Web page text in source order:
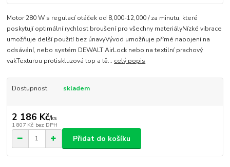
Motor 280 W s regulací otáček od 8,000-12,000 / za minutu, které
poskytují optimální rychlost broušení pro všechny materiályNízké vibrace
umožňuje delší použití bez únavyVývod umožňuje přímé napojení na
odsávání, nebo systém DEWALT AirLock nebo na textilní prachový
vakTexturou protiskluzová top a tě... celý popis
Dostupnost skladem
2 186 Kč/ks
1 807 Kč bez DPH
Přidat do košíku